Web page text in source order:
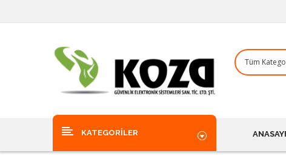
KATEGORILER